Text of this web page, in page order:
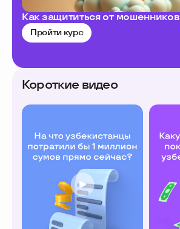
Как защититься от мошенников
Пройти курс
Короткие видео